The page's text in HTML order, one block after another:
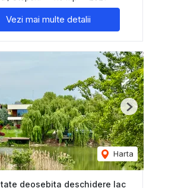
Vezi mai multe detalii
Harta
Next
deosebita deschidere lac